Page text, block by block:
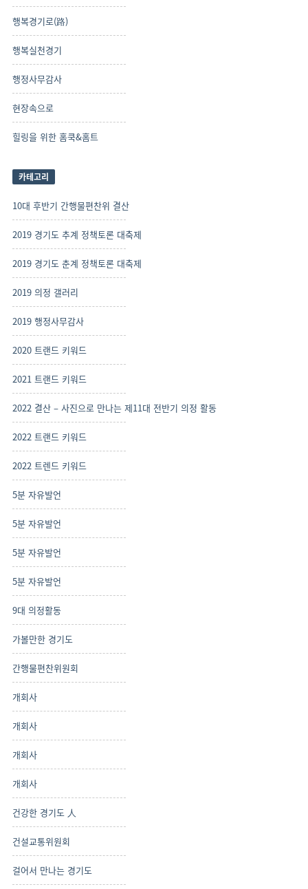
행복경기로(路)
행복실천경기
행정사무감사
현장속으로
힐링을 위한 홈쿡&홈트
카테고리
10대 후반기 간행물편찬위 결산
2019 경기도 추계 정책토론 대축제
2019 경기도 춘계 정책토론 대축제
2019 의정 갤러리
2019 행정사무감사
2020 트랜드 키워드
2021 트랜드 키워드
2022 결산 – 사진으로 만나는 제11대 전반기 의정 활동
2022 트랜드 키워드
2022 트렌드 키워드
5분 자유발언
5분 자유발언
5분 자유발언
5분 자유발언
9대 의정활동
가볼만한 경기도
간행물편찬위원회
개회사
개회사
개회사
개회사
건강한 경기도 人
건설교통위원회
걸어서 만나는 경기도